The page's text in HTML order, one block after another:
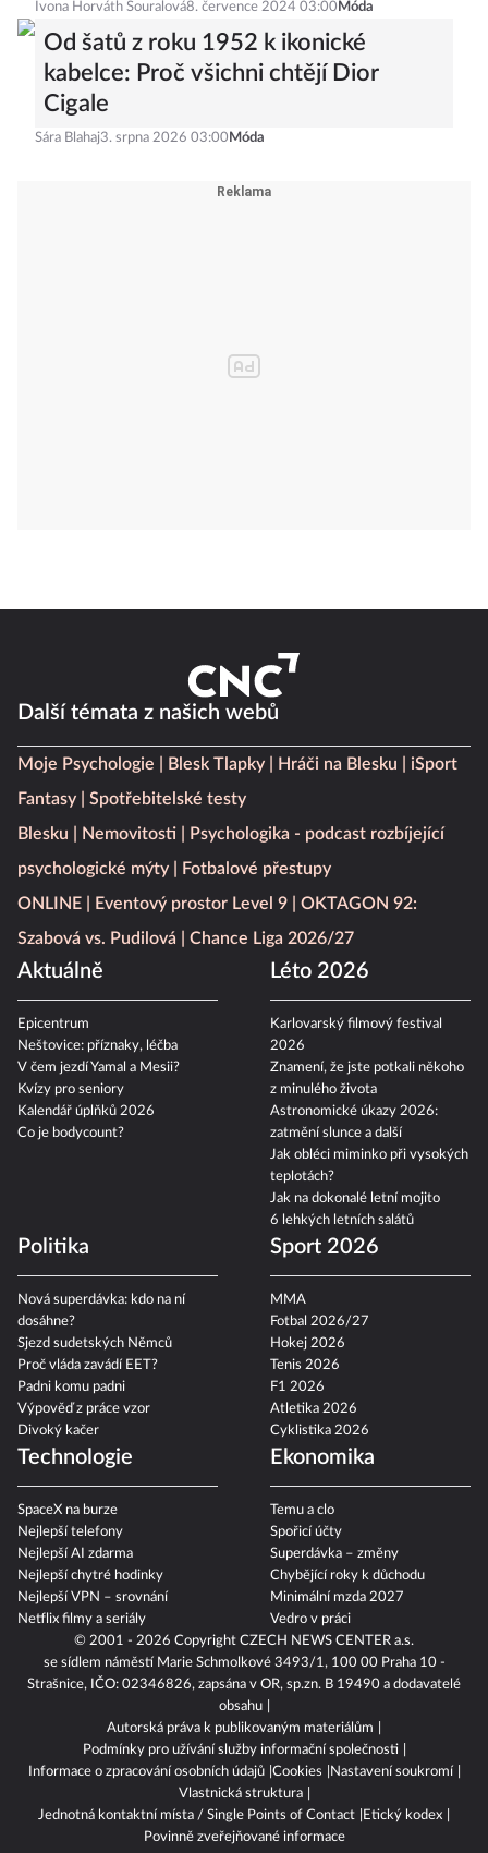
Ivona Horváth Souralová8. července 2024 03:00 Móda
Od šatů z roku 1952 k ikonické
kabelce: Proč všichni chtějí Dior
Cigale
Sára Blahaj3. srpna 2026 03:00 Móda
© 2001 - 2026 Copyright CZECH NEWS CENTER a.s.
se sídlem náměstí Marie Schmolkové 3493/1, 100 00 Praha 10 -
Strašnice, IČO: 02346826, zapsána v OR, sp.zn. B 19490 a dodavatelé
obsahu
Autorská práva k publikovaným materiálům
Podmínky pro užívání služby informační společnosti
Informace o zpracování osobních údajů Cookies
Nastavení soukromí
Vlastnická struktura
Jednotná kontaktní místa / Single Points of Contact
Etický kodex
Povinně zveřejňované informace
Další témata z našich webů
Moje Psychologie Blesk Tlapky Hráči na Blesku
iSport
Fantasy
Spotřebitelské testy
Blesku
Nemovitosti
Psychologika - podcast rozbíjející
psychologické mýty
Fotbalové přestupy
ONLINE
Eventový prostor Level 9
OKTAGON 92:
Szabová vs. Pudilová
Chance Liga 2026/27
Aktuálně
Epicentrum
Neštovice: příznaky, léčba
V čem jezdí Yamal a Mesii?
Kvízy pro seniory
Kalendář úplňků 2026
Co je bodycount?
Léto 2026
Karlovarský filmový festival
2026
Znamení, že jste potkali někoho
z minulého života
Astronomické úkazy 2026:
zatmění slunce a další
Jak obléci miminko při vysokých
teplotách?
Jak na dokonalé letní mojito
6 lehkých letních salátů
Politika
Nová superdávka: kdo na ní
dosáhne?
Sjezd sudetských Němců
Proč vláda zavádí EET?
Padni komu padni
Výpověď z práce vzor
Divoký kačer
Sport 2026
MMA
Fotbal 2026/27
Hokej 2026
Tenis 2026
F1 2026
Atletika 2026
Cyklistika 2026
Technologie
SpaceX na burze
Nejlepší telefony
Nejlepší AI zdarma
Nejlepší chytré hodinky
Nejlepší VPN – srovnání
Netflix filmy a seriály
Ekonomika
Temu a clo
Spořicí účty
Superdávka – změny
Chybějící roky k důchodu
Minimální mzda 2027
Vedro v práci